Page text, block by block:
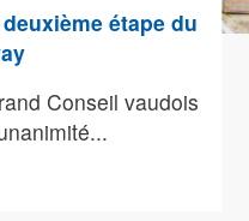
étape du
Conseil vaudois